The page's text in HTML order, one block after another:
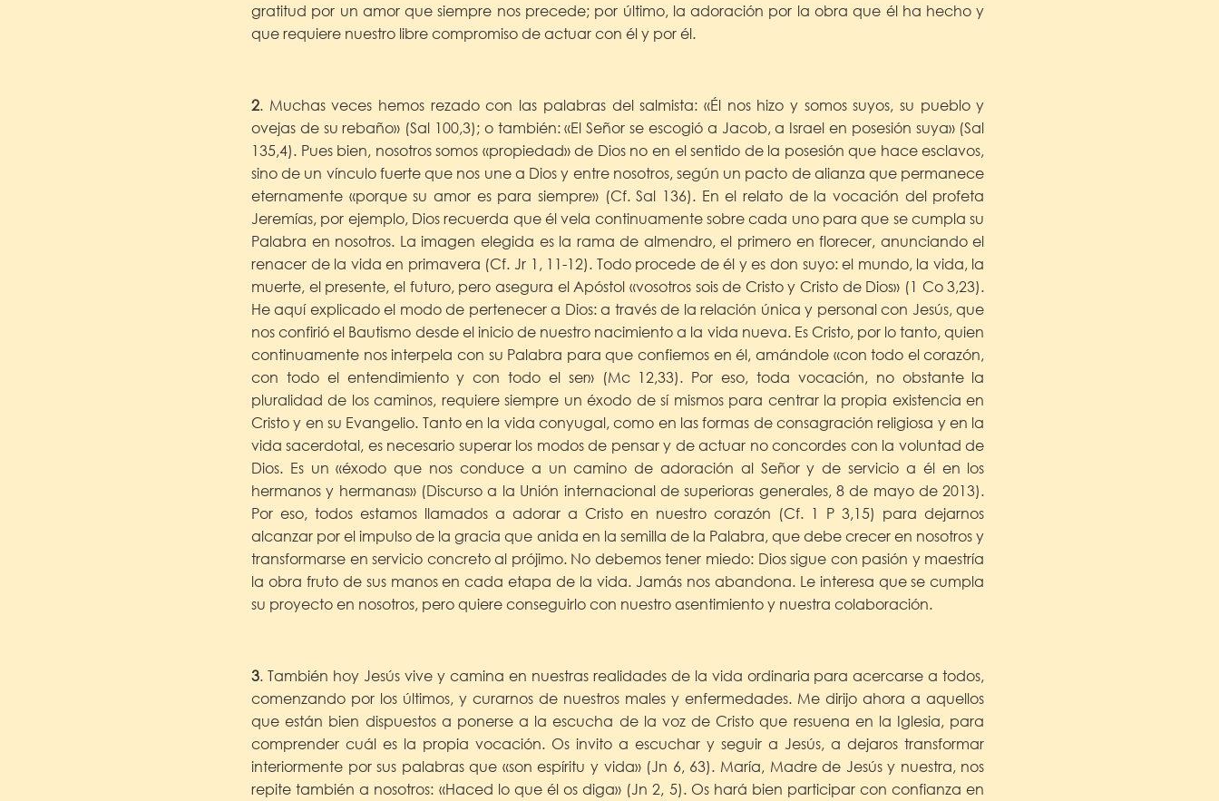
gratitud por un amor que siempre nos precede; por último, la adoración por la obra que él ha hecho y
que requiere nuestro libre compromiso de actuar con él y por él.
2. Muchas veces hemos rezado con las palabras del salmista: «Él nos hizo y somos suyos, su pueblo y
ovejas de su rebaño» (Sal 100,3); o también: «El Señor se escogió a Jacob, a Israel en posesión suya» (Sal
135,4). Pues bien, nosotros somos «propiedad» de Dios no en el sentido de la posesión que hace esclavos,
sino de un vínculo fuerte que nos une a Dios y entre nosotros, según un pacto de alianza que permanece
eternamente «porque su amor es para siempre» (Cf. Sal 136). En el relato de la vocación del profeta
Jeremías, por ejemplo, Dios recuerda que él vela continuamente sobre cada uno para que se cumpla su
Palabra en nosotros. La imagen elegida es la rama de almendro, el primero en florecer, anunciando el
renacer de la vida en primavera (Cf. Jr 1, 11-12). Todo procede de él y es don suyo: el mundo, la vida, la
muerte, el presente, el futuro, pero asegura el Apóstol «vosotros sois de Cristo y Cristo de Dios» (1 Co 3,23).
He aquí explicado el modo de pertenecer a Dios: a través de la relación única y personal con Jesús, que
nos confirió el Bautismo desde el inicio de nuestro nacimiento a la vida nueva. Es Cristo, por lo tanto, quien
continuamente nos interpela con su Palabra para que confiemos en él, amándole «con todo el corazón,
con todo el entendimiento y con todo el ser» (Mc 12,33). Por eso, toda vocación, no obstante la
pluralidad de los caminos, requiere siempre un éxodo de sí mismos para centrar la propia existencia en
Cristo y en su Evangelio. Tanto en la vida conyugal, como en las formas de consagración religiosa y en la
vida sacerdotal, es necesario superar los modos de pensar y de actuar no concordes con la voluntad de
Dios. Es un «éxodo que nos conduce a un camino de adoración al Señor y de servicio a él en los
hermanos y hermanas» (Discurso a la Unión internacional de superioras generales, 8 de mayo de 2013).
Por eso, todos estamos llamados a adorar a Cristo en nuestro corazón (Cf. 1 P 3,15) para dejarnos
alcanzar por el impulso de la gracia que anida en la semilla de la Palabra, que debe crecer en nosotros y
transformarse en servicio concreto al prójimo. No debemos tener miedo: Dios sigue con pasión y maestría
la obra fruto de sus manos en cada etapa de la vida. Jamás nos abandona. Le interesa que se cumpla
su proyecto en nosotros, pero quiere conseguirlo con nuestro asentimiento y nuestra colaboración.
3. También hoy Jesús vive y camina en nuestras realidades de la vida ordinaria para acercarse a todos,
comenzando por los últimos, y curarnos de nuestros males y enfermedades. Me dirijo ahora a aquellos
que están bien dispuestos a ponerse a la escucha de la voz de Cristo que resuena en la Iglesia, para
comprender cuál es la propia vocación. Os invito a escuchar y seguir a Jesús, a dejaros transformar
interiormente por sus palabras que «son espíritu y vida» (Jn 6, 63). María, Madre de Jesús y nuestra, nos
repite también a nosotros: «Haced lo que él os diga» (Jn 2, 5). Os hará bien participar con confianza en